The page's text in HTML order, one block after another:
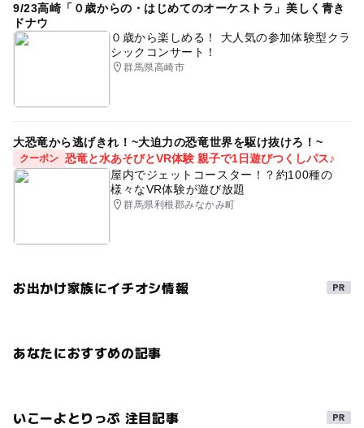
9/23高崎「０歳からの・はじめてのオーケストラ」美しく青き
ドナウ
０歳から楽しめる！ 大人気の参加体験型クラ
シックコンサート！
群馬県高崎市
大恐竜から逃げきれ！~大迫力の恐竜世界を駆け抜けろ！~
クーポン 恐竜と水あそびとVR体験 親子で1日遊びつくしパス♪
屋内でジェットコースター！？約100種の
様々なVR体験が遊び放題
群馬県利根郡みなかみ町
お出かけ家族にイチオシ情報
あなたにおすすめの記事
いこーよとりっぷ 注目記事